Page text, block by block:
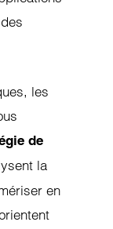
les
de
la
en